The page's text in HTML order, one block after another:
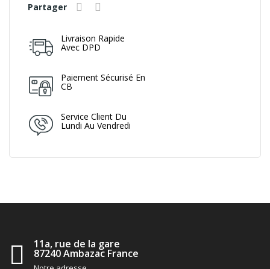
Partager
Livraison Rapide
Avec DPD
Paiement Sécurisé En
CB
Service Client Du
Lundi Au Vendredi
11a, rue de la gare
87240 Ambazac France